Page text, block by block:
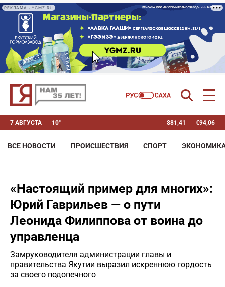
РЕКЛАМА • YGMZ.RU
7 АВГУСТА 10° $81,41 €94,06
ВСЕ НОВОСТИ ПРОИСШЕСТВИЯ СПОРТ
«Настоящий пример для многих»:
Юрий Гаврильев — о пути
Леонида Филиппова от воина до
управленца
Замруководителя администрации главы и
правительства Якутии выразил искреннюю гордость
за своего подопечного